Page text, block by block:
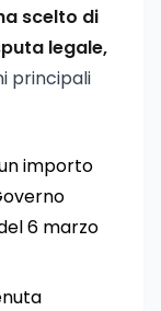
scelto di
legale,
principali
importo
6 marzo